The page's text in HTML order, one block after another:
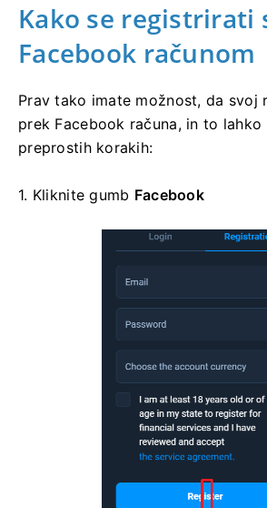
Kako se registrirati
Facebook računom
Prav tako imate možnost, da svoj
prek Facebook računa, in to
preprostih korakih:
1. Kliknitegumb Facebook